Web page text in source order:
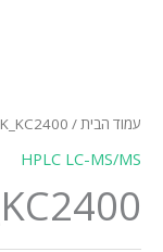
עמוד הבית/
HPLC LC-MS/MS